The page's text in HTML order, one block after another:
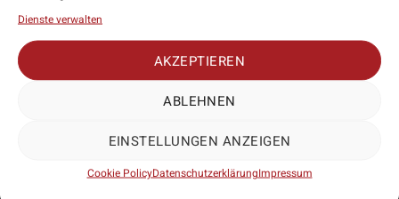
Dienste verwalten
AKZEPTIEREN
ABLEHNEN
EINSTELLUNGEN ANZEIGEN
Cookie PolicyDatenschutzerklärungImpressum
• Stärke: 100 Micron
• Lieferumfang: 3 Exemplare
PASSENDES